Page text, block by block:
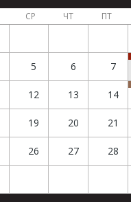
СР ЧТ ПТ
5 6 7
12 13 14
19 20 21
26 27 28